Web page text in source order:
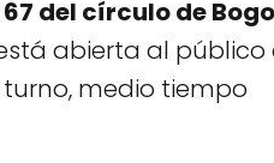
del círculo de
abierta al público
medio tiempo